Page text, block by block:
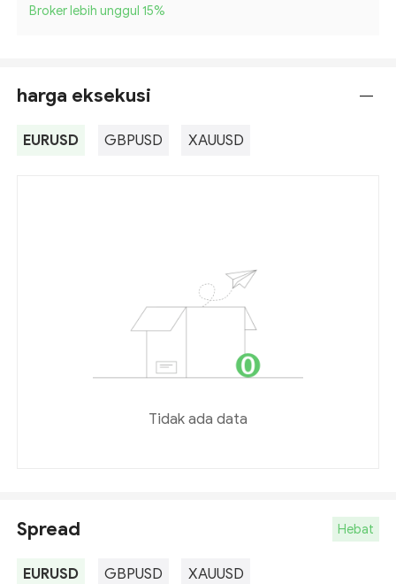
Broker lebih unggul 15%
harga eksekusi ---
EURUSD GBPUSD XAUUSD
Tidak ada data
Spread Hebat
EURUSD GBPUSD XAUUSD